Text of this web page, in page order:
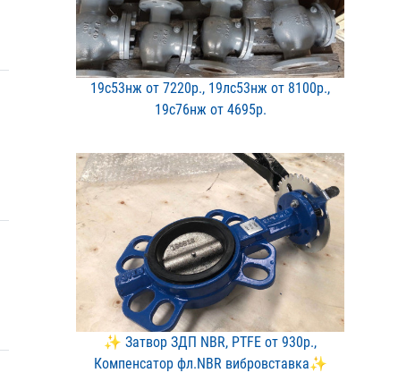
19с53нж от 7220р., 19лс5​3нж от 8100р.,
19с76нж о​т 4695р.
✨ Затвор ЗДП NBR, PTFE о​т 930р.,
Компенсатор фл.​NBR вибровставка✨